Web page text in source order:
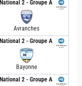
National 2 - Groupe A
Avranches
National 2 - Groupe A
Bayonne
National 2 - Groupe A